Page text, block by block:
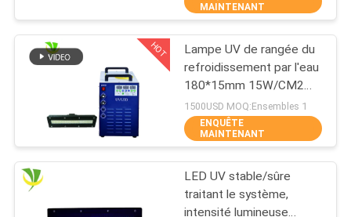
NOUS
NOUVELLES
DEMANDEZ
UNE
CITATION
Réfrigérateur de
Bath de glace
38
395nm de la taille 50x20
MAINTENANT
HOT
Lampe UV de rangée du
refroidissement par l'eau
180*15mm 15W/CM2
395nm LED
1500USD MOQ:Ensembles 1
ENQUÊTE
MAINTENANT
LED UV stable/sûre
traitant le système,
intensité lumineuse